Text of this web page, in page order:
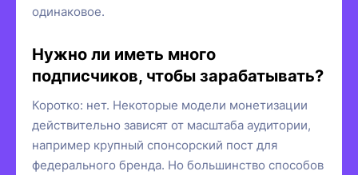
одинаковое.
Нужно ли иметь много
подписчиков, чтобы зарабатывать?
Коротко: нет. Некоторые модели монетизации
действительно зависят от масштаба аудитории,
например крупный спонсорский пост для
федерального бренда. Но большинство способов